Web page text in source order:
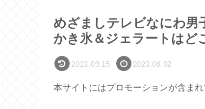
めざましテレビなにわ男
かき氷＆ジェラートはど
2023.09.15 2023.06.02
本サイトにはプロモーションが含ま